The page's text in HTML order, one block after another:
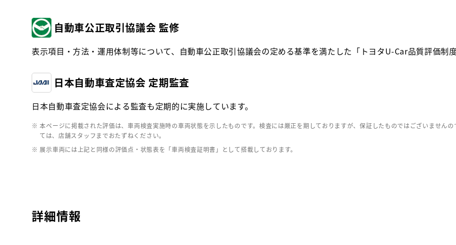
自動車公正取引協議会 監修
表示項目・方法・運用体制等について、自動車公正取引協議会の定める基準を満たした「トヨタU-Car品質評価制
日本自動車査定協会 定期監査
日本自動車査定協会による監査も定期的に実施しています。
※ 本ページに掲載された評価は、車両検査実施時の車両状態を示したものです。検査には厳正を期しておりますが、保証したものではございません
ては、店舗スタッフまでおたずねください。
※ 展示車両には上記と同様の評価点・状態表を「車両検査証明書」として搭載しております。
詳細情報